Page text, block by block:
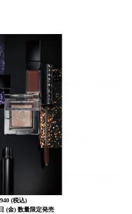
(税込)
(金) 数量限定発売